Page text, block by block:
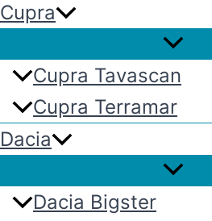
Cupra
Cupra Tavascan
Cupra Terramar
Dacia
Dacia Bigster